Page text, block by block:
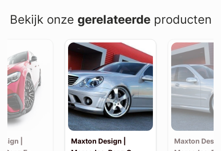
Bekijk onze gerelateerdeproducten
|
Maxton Design |
Maxton